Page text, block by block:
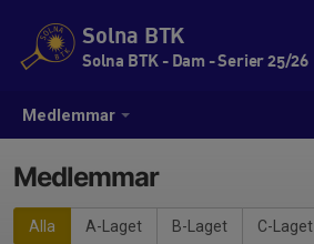
Medlemmar
Solna BTK
Solna BTK - Dam - Serier 25/26
Medlemmar
Alla A-Laget B-Laget C-Laget